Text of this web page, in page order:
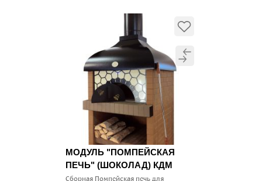
МОДУЛЬ "ПОМПЕЙСКАЯ
ПЕЧЬ" (ШОКОЛАД) КДМ
Сборная Помпейская печь для